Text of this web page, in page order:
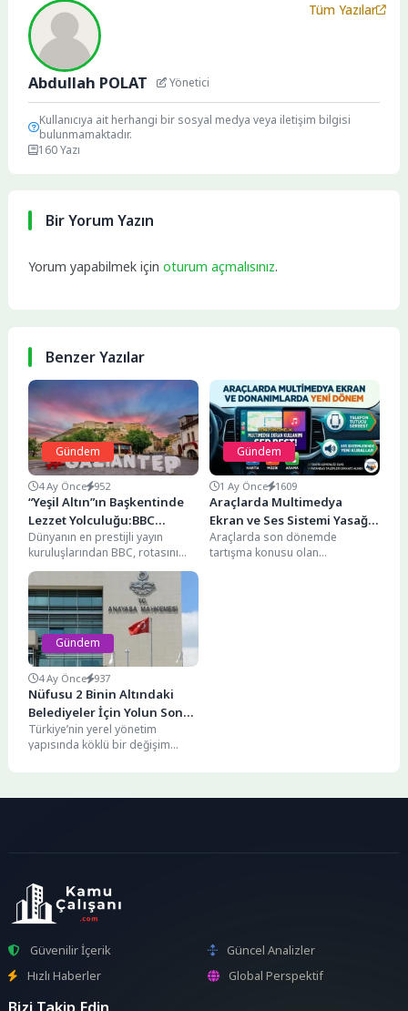
Abdullah POLAT Yönetici
Tüm Yazılar
Kullanıcıya ait herhangi bir sosyal medya veya iletişim bilgisi
bulunmamaktadır.
160 Yazı
Bir Yorum Yazın
Yorum yapabilmek içinoturum açmalısınız.
Benzer Yazılar
Gündem
4 Ay Önce 952
“Yeşil Altın”ın Başkentinde
Lezzet Yolculuğu:BBC
Merceğinden Gaziantep
Dünyanın en prestijli yayın
kuruluşlarından BBC, rotasını
Türkiye’nin gastronomi kalbi
Gaziantep’e çevirdi. Jen Rose
Smith...
Gündem
1 Ay Önce 1609
Araçlarda Multimedya
Ekran ve Ses Sistemi Yasağı
Kalkıyor: Yeni Kurallar Belli
Oldu
Araçlarda son dönemde
tartışma konusu olan
Gündem
4 Ay Önce 937
Nüfusu 2 Binin Altındaki
Belediyeler İçin Yolun Sonu:
AYM Kararı Onayladı
Türkiye’nin yerel yönetim
yapısında köklü bir değişim
Güvenilir İçerik
Güncel Analizler
Hızlı Haberler
Global Perspektif